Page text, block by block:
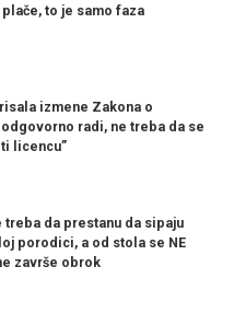
to je samo faza
izmene Zakona o
radi, ne treba da se
licencu”
treba da prestanu da sipaju
porodici, a od stola se NE
završe obrok